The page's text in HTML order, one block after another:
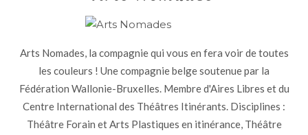
Arts Nomades, la compagnie qui vous en fera voir de toutes
les couleurs ! Une compagnie belge soutenue par la
Fédération Wallonie-Bruxelles. Membre d'Aires Libres et du
Centre International des Théâtres Itinérants. Disciplines :
Théâtre Forain et Arts Plastiques en itinérance, Théâtre